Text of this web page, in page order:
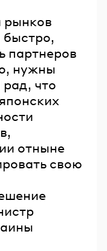
рынков
партнеров
нужны
что
отныне
свою